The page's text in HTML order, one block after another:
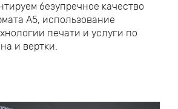
безупречное качество
А5, использование
печати и услуги по
и вертки.